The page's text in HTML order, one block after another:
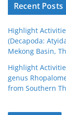
Recent Posts
Highlight
(Decapoda:
Mekong Basin,
Highlight
genus
from Southern